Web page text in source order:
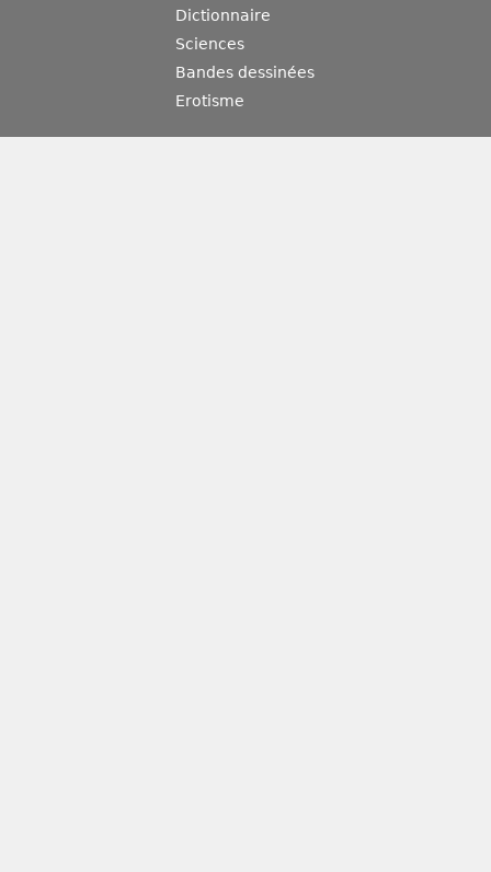
Dictionnaire
Sciences
Bandes dessinées
Erotisme